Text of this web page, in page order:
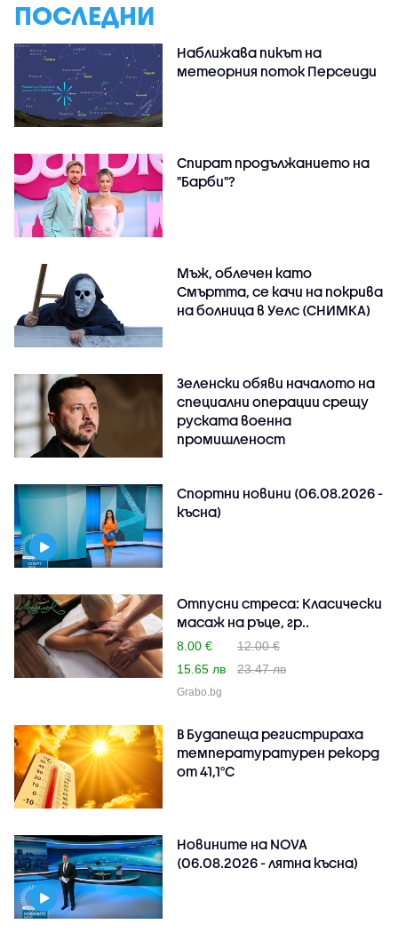
ПОСЛЕДНИ
Наближава пикът на
метеорния поток Персеиди
Спират продължанието на
"Барби"?
Мъж, облечен като
Смъртта, се качи на покрива
на болница в Уелс (СНИМКА)
Зеленски обяви началото на
специални операции срещу
руската военна
промишленост
Спортни новини (06.08.2026 -
късна)
Отпусни стреса: Класически
масаж на ръце, гр..
8.00 €
12.00 €
15.65 лв
23.47 лв
Grabo.bg
В Будапеща регистрираха
температуратурен рекорд
от 41,1°C
Новините на NOVA
(06.08.2026 - лятна късна)